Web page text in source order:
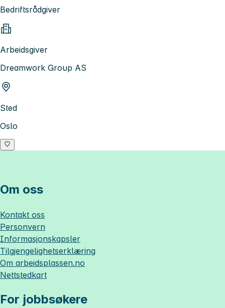
Bedriftsrådgiver
Arbeidsgiver
Dreamwork Group AS
Sted
Oslo
Om oss
Kontakt oss
Personvern
Informasjonskapsler
Tilgjengelighetserklæring
Om arbeidsplassen.no
Nettstedkart
For jobbsøkere